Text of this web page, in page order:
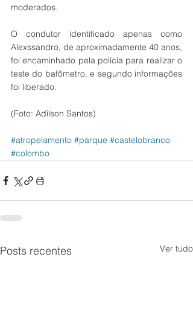
moderados.
O condutor identificado apenas como
Alexssandro, de aproximadamente 40 anos,
foi encaminhado pela polícia para realizar o
teste do bafômetro, e segundo informações
foi liberado.
(Foto: Adilson Santos)
#atropelamento #parque #castelobranco
#colombo
Posts recentes Ver tudo